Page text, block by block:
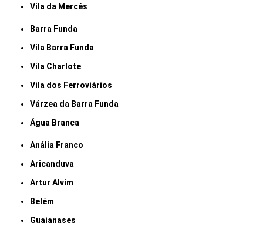
Vila da Mercês
Barra Funda
Vila Barra Funda
Vila Charlote
Vila dos Ferroviários
Várzea da Barra Funda
Água Branca
Anália Franco
Aricanduva
Artur Alvim
Belém
Guaianases